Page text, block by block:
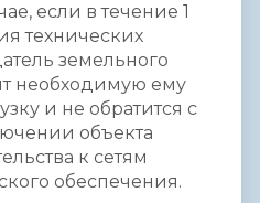
если в течение 1
технических
земельного
необходимую ему
и не обратится с
объекта
к сетям
обеспечения.